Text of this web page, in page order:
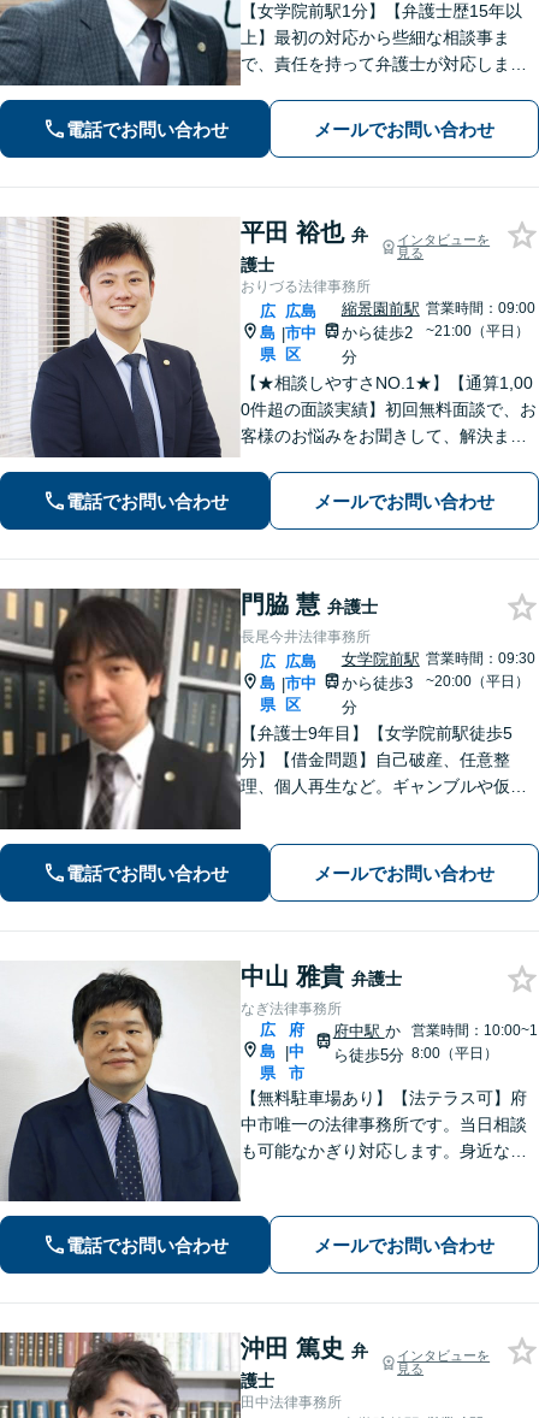
【女学院前駅1分】【弁護士歴15年以
上】最初の対応から些細な相談事ま
で、責任を持って弁護士が対応しま
やすくご説明。依頼者さまの不安の軽
減に努めつつ「誠実さ・早期解決」を
電話でお問い合わせ メールでお問い合わせ
平田 裕也 弁
護士
インタビューを
見る
おりづる法律事務所
広
島
県
|
広島
市中
区
縮景園前駅
から徒歩2
分
営業時間：09:00
~21:00（平日）
【★相談しやすさNO.1★】【通算1,00
0件超の面談実績】初回無料面談で、お
客様のお悩みをお聞きして、解決まで
婚問題」「私選刑事事件」「自己破
産」「相続」問題を得意としていま
電話でお問い合わせ メールでお問い合わせ
門脇 慧 弁護士
長尾今井法律事務所
広
島
県
|
広島
市中
区
女学院前駅
から徒歩3
分
営業時間：09:30
~20:00（平日）
【弁護士9年目】【女学院前駅徒歩5
分】【借金問題】自己破産、任意整
理、個人再生など。ギャンブルや仮想
などご相談ください【夜間土日祝相談
可】【初回相談無料】【Zoom面談可】
電話でお問い合わせ メールでお問い合わせ
中山 雅貴 弁護士
なぎ法律事務所
広
島
県
|
府
中
市
府中駅 か
ら徒歩5分
営業時間：10:00~1
8:00（平日）
【無料駐車場あり】【法テラス可】府
中市唯一の法律事務所です。当日相談
も可能なかぎり対応します。身近な相
とがありましたら、まずはお気軽にご
相談ください。【出張相談に対応】
電話でお問い合わせ メールでお問い合わせ
沖田 篤史 弁
護士
インタビューを
見る
田中法律事務所